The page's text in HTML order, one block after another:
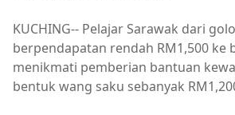
KUCHING-- Pelajar Sarawak dari
berpendapatan rendah RM1,500 ke
menikmati pemberian bantuan
bentuk wang saku sebanyak